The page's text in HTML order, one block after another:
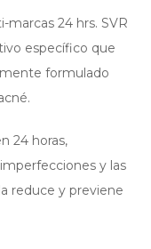
24 hrs. SVR
específico que
formulado
24 horas,
y las
reduce y previene